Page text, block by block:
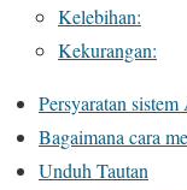
Kelebihan:
Kekurangan:
Persyaratan
Bagaimana cara
Unduh Tautan